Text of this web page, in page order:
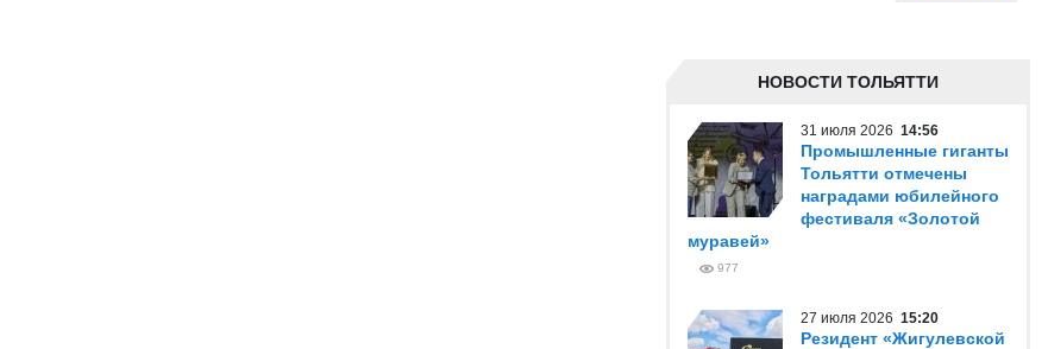
НОВОСТИ ТОЛЬЯТТИ
31 июля 2026 14:56
Промышленные гиганты
Тольятти отмечены
наградами юбилейного
фестиваля «Золотой
муравей»
977
27 июля 2026 15:20
Резидент «Жигулевской